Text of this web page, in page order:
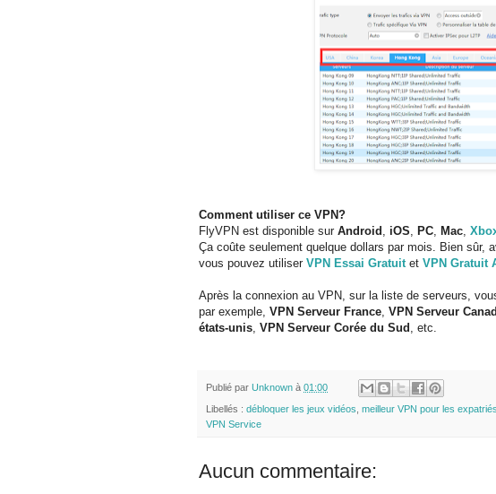
Comment utiliser ce VPN?
FlyVPN est disponible sur Android iOS PC Mac
Ça coûte seulement quelque dollars par mois. Bien sûr,
vous pouvez utiliser VPN Essai Gratuit et VPN Gratuit
Après la connexion au VPN, sur la liste de serveurs,
par exemple, VPN Serveur France VPN Serveur
états-unis VPN Serveur Corée du Sud , etc.
Publié par Unknown à 01:00
Libellés : débloquer les jeux vidéos meilleur VPN pour les expatriés
VPN Service
Aucun commentaire: